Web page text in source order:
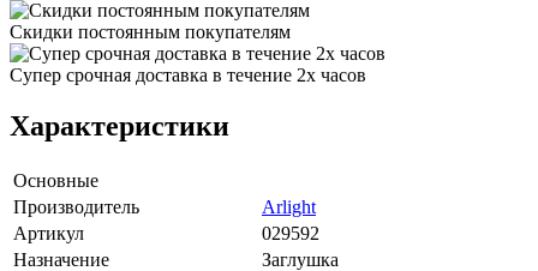
Скидки постоянным покупателям
Супер срочная доставка в течение 2х часов
Характеристики
Основные
Производитель
Arlight
Артикул
029592
Назначение
Заглушка